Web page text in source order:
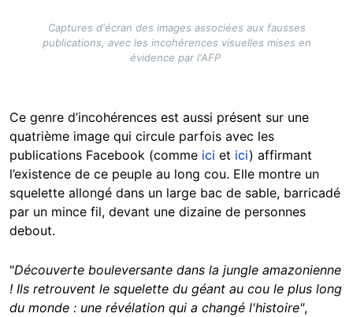
Captures d'écran des images associées aux fausses
publications, avec les incohérences visuelles mises en
évidence par l'AFP
Ce genre d’incohérences est aussi présent sur une
quatrième image qui circule parfois avec les
publications Facebook (comme ici et ici) affirmant
l’existence de ce peuple au long cou. Elle montre un
squelette allongé dans un large bac de sable, barricadé
par un mince fil, devant une dizaine de personnes
debout.
"Découverte bouleversante dans la jungle amazonienne
! Ils retrouvent le squelette du géant au cou le plus long
du monde : une révélation qui a changé l'histoire",